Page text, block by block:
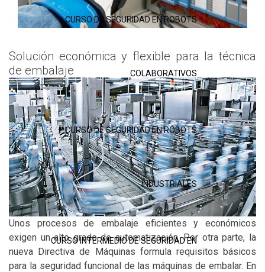
CURSO DE SEGURIDAD EN ROBOTS
COLABORATIVOS
CURSO DE SEGURIDAD EN ROBOTS
INDUSTRIALES
CURSO INTERMEDIO DE SEGURIDAD EN
Solución económica y flexible para la técnica
de embalaje
Unos procesos de embalaje eficientes y económicos
exigen un alto grado de automatización. Por otra parte, la
nueva Directiva de Máquinas formula requisitos básicos
para la seguridad funcional de las máquinas de embalar. En